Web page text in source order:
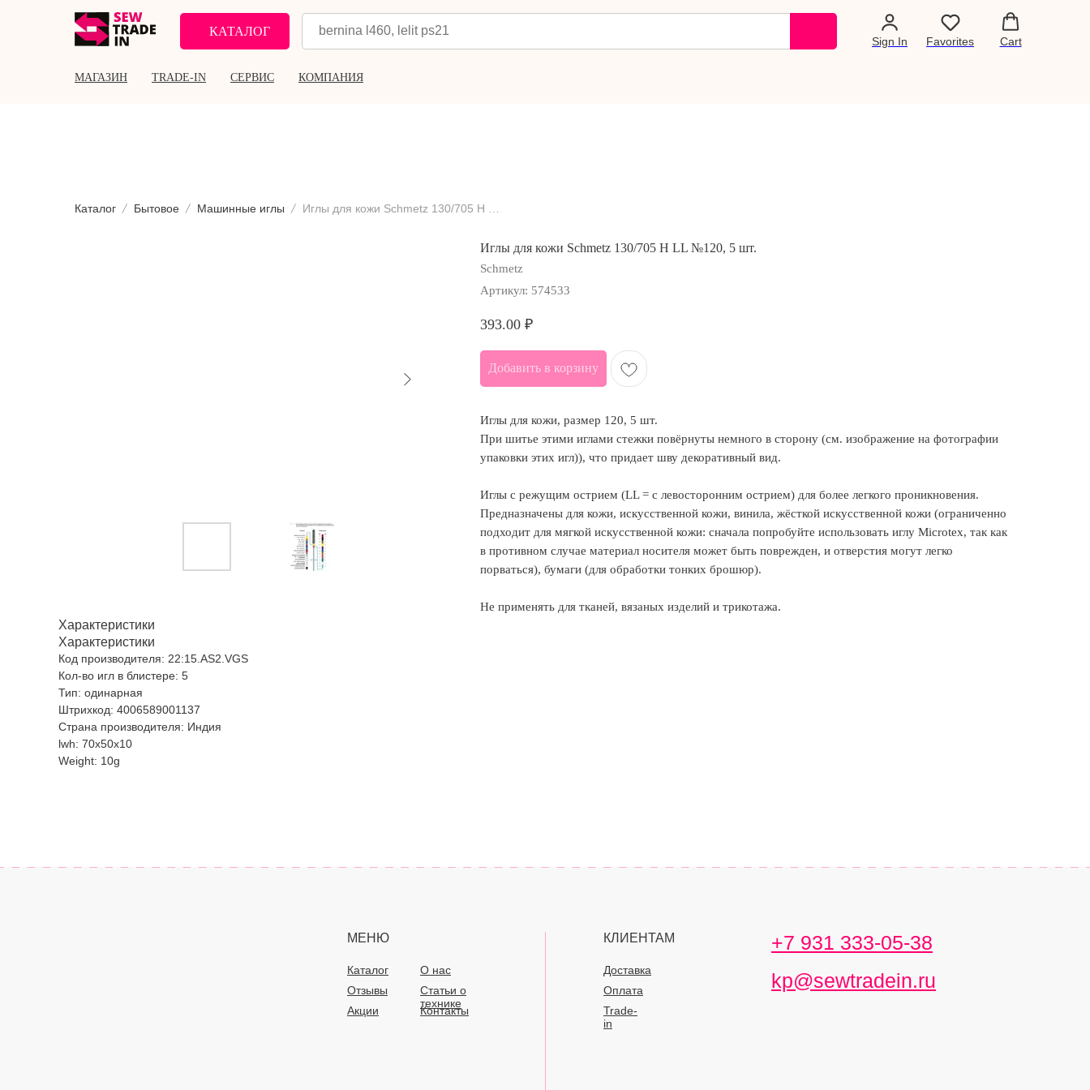
КАТАЛОГ
Sign In Favorites Cart
МАГАЗИН TRADE-IN СЕРВИС КОМПАНИЯ
Каталог Бытовое Машинные иглы
Иглы для кожи Schmetz 130/705 H LL №120, 5 шт.
Schmetz
Артикул: 574533
393.00 ₽
Добавить в корзину
Иглы для кожи, размер 120, 5 шт.
При шитье этими иглами стежки повёрнуты немного в сторону (см. изображение на фотографии
упаковки этих игл)), что придает шву декоративный вид.
Иглы с режущим острием (LL = с левосторонним острием) для более легкого проникновения.
Предназначены для кожи, искусственной кожи, винила, жёсткой искусственной кожи (ограниченно
подходит для мягкой искусственной кожи: сначала попробуйте использовать иглу Microtex, так как
в противном случае материал носителя может быть поврежден, и отверстия могут легко
порваться), бумаги (для обработки тонких брошюр).
Не применять для тканей, вязаных изделий и трикотажа.
Характеристики
Характеристики
Код производителя: 22:15.AS2.VGS
Кол-во игл в блистере: 5
Тип: одинарная
Штрихкод: 4006589001137
Страна производителя: Индия
lwh: 70x50x10
Weight: 10g
МЕНЮ КЛИЕНТАМ
Каталог О нас
Доставка
Статьи о
технике
Оплата
Отзывы
Акции
Контакты
Trade-
in
+7 931 333-05-38
kp@sewtradein.ru